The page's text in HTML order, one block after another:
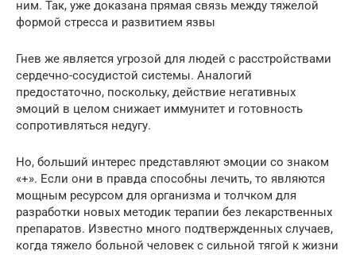
ним. Так, уже доказана прямая связь между тяжелой
формой стресса и развитием язвы
Гнев же является угрозой для людей с расстройствами
сердечно-сосудистой системы. Аналогий
предостаточно, поскольку, действие негативных
эмоций в целом снижает иммунитет и готовность
сопротивляться недугу.
Но, больший интерес представляют эмоции со знаком
«+». Если они в правда способны лечить, то являются
мощным ресурсом для организма и толчком для
разработки новых методик терапии без лекарственных
препаратов. Известно много подтвержденных случаев,
когда тяжело больной человек с сильной тягой к жизни